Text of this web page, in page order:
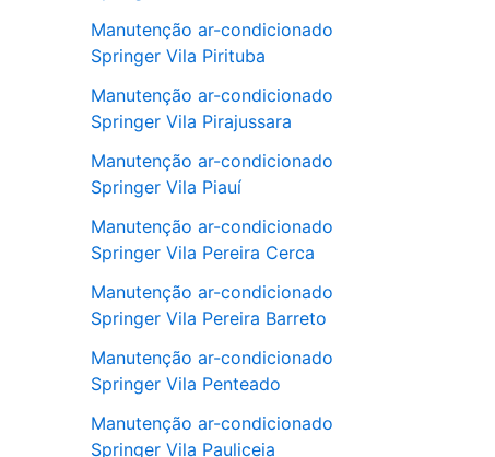
Manutenção ar-condicionado
Springer Vila Pirituba
Manutenção ar-condicionado
Springer Vila Pirajussara
Manutenção ar-condicionado
Springer Vila Piauí
Manutenção ar-condicionado
Springer Vila Pereira Cerca
Manutenção ar-condicionado
Springer Vila Pereira Barreto
Manutenção ar-condicionado
Springer Vila Penteado
Manutenção ar-condicionado
Springer Vila Pauliceia